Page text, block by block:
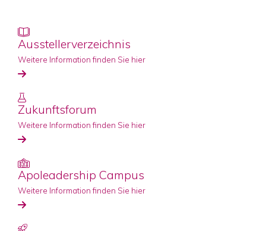
Ausstellerverzeichnis
Weitere Information finden Sie hier
Zukunftsforum
Weitere Information finden Sie hier
Apoleadership Campus
Weitere Information finden Sie hier